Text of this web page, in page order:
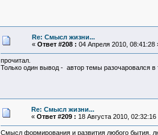
Re: Смысл жизни...
« Ответ #208 : 04 Апреля 2010, 08:41:28
прочитал.
Только один вывод - автор темы разочаровался в
Re: Смысл жизни...
« Ответ #209 : 18 Августа 2010, 02:32:16
Смысл формирования и развития любого бытия,